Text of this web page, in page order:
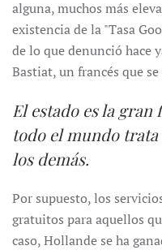
alguna, muchos más
existencia de la "Tasa
de lo que denunció hace
Bastiat, un francés que
El estado es la
todo el mundo
los demás.
Por supuesto, los
gratuitos para aquellos
caso, Hollande se ha